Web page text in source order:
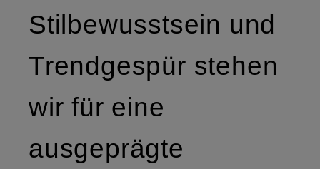
Stilbewusstsein und
Trendgespür stehen
wir für eine
ausgeprägte